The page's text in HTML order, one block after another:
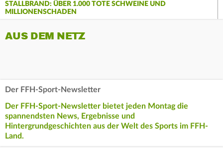
STALLBRAND: ÜBER 1.000 TOTE SCHWEINE UND
MILLIONENSCHADEN
AUS DEM NETZ
Der FFH-Sport-Newsletter
Der FFH-Sport-Newsletter bietet jeden Montag die
spannendsten News, Ergebnisse und
Hintergrundgeschichten aus der Welt des Sports im FFH-
Land.